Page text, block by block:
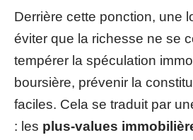
Derrière cette ponction, une
éviter que la richesse ne se
tempérer la spéculation
boursière, prévenir la
faciles. Cela se traduit par
: les plus-values